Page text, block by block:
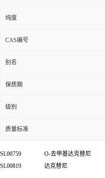
纯度
CAS编号
别名
保质期
级别
质量标准
SL00759 O-去甲基达克替尼
SL00819
达克替尼